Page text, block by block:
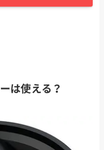
は使える？